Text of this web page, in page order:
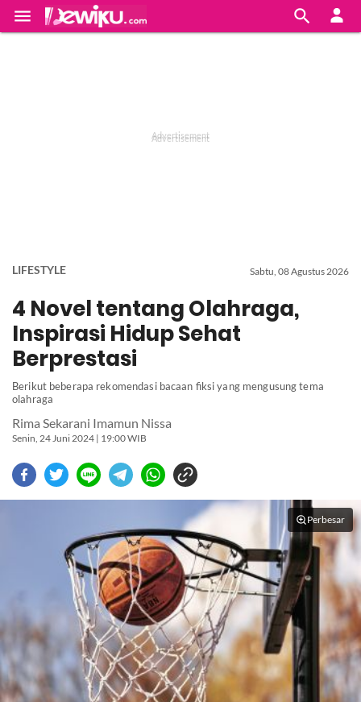
 
LIFESTYLE Sabtu, 08 Agustus 2026
4 Novel tentang Olahraga,
Inspirasi Hidup Sehat
Berprestasi
Berikut beberapa rekomendasi bacaan fiksi yang mengusung tema
olahraga
Rima Sekarani Imamun Nissa
Senin, 24 Juni 2024 | 19:00 WIB
Perbesar